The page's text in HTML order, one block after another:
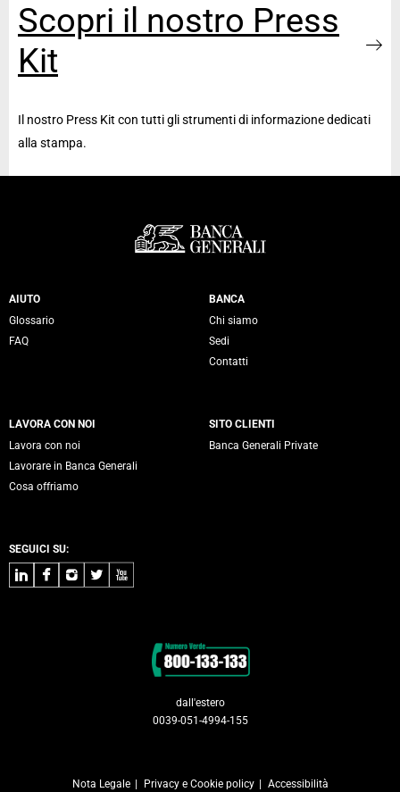
Scopri il nostro Press
Kit
Il nostro Press Kit con tutti gli strumenti di informazione dedicati
alla stampa.
Servizi Banca Generali
AIUTO
Glossario
FAQ
BANCA
Chi siamo
Sedi
Contatti
LAVORA CON NOI
Lavora con noi
Lavorare in Banca Generali
Cosa offriamo
SITO CLIENTI
Banca Generali Private
SEGUICI SU:
LinkedInFacebook
Instagram
TwitterYoutube
dall'estero
0039-051-4994-155
Nota Legale Privacy e Cookie policy Accessibilità